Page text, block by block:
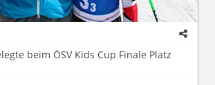
beim ÖSV Kids Cup Finale Platz